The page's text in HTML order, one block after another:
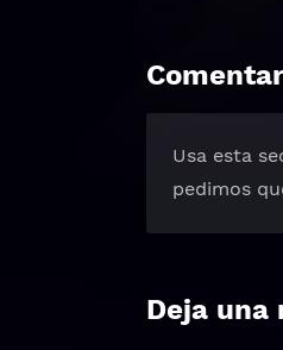
Usa esta
pedimos
Deja una